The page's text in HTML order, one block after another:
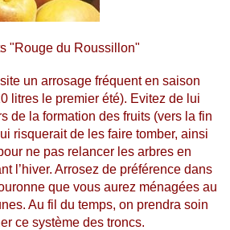
"Rouge du Roussillon"
un arrosage fréquent en saison
litres le premier été). Evitez de lui
de la formation des fruits (vers la fin
risquerait de les faire tomber, ainsi
ne pas relancer les arbres en
l’hiver. Arrosez de préférence dans
que vous aurez ménagées au
Au fil du temps, on prendra soin
ce système des troncs.